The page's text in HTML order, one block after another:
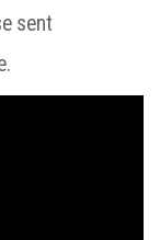
sent